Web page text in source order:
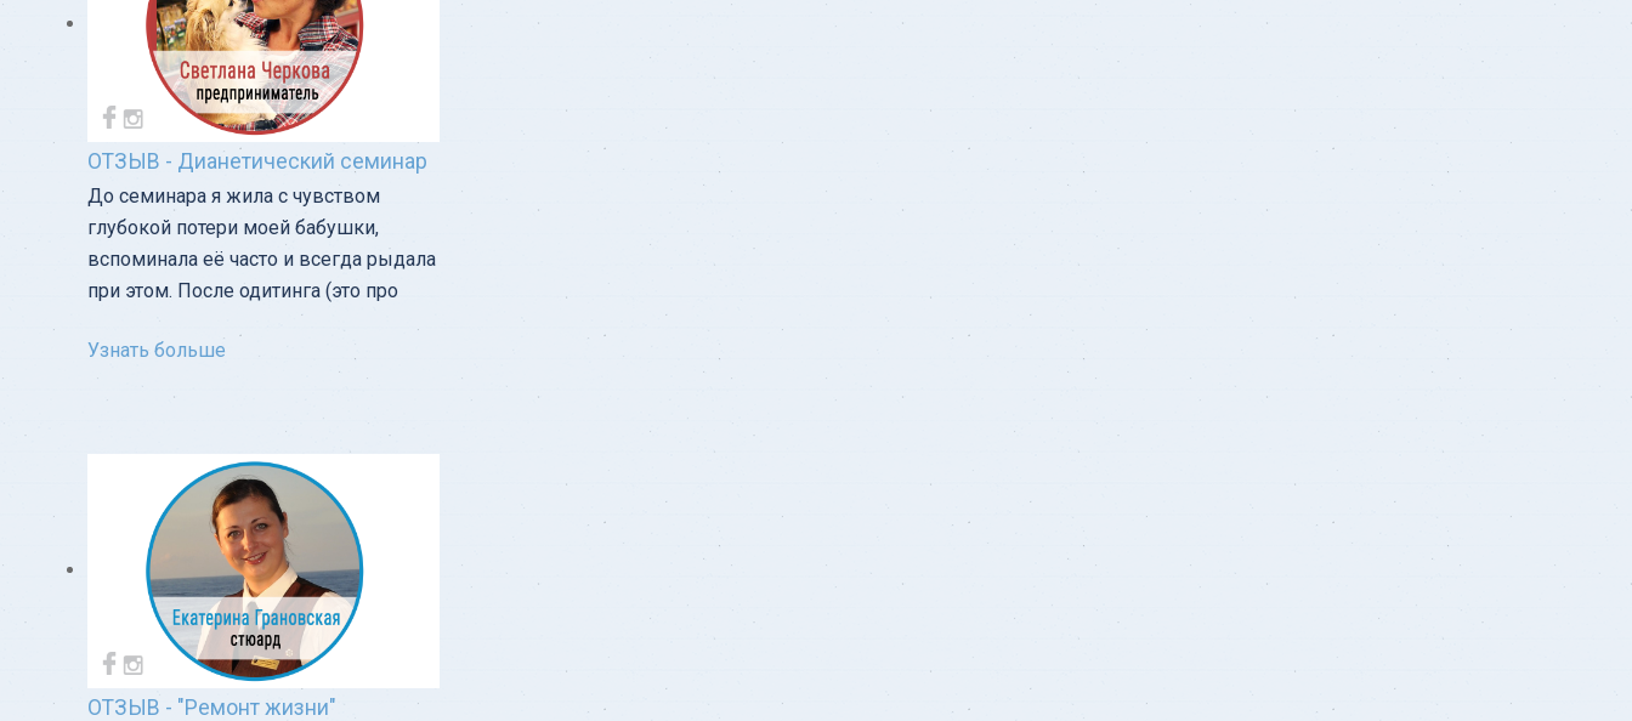
ОТЗЫВ - Дианетический семинар
До семинара я жила с чувством
глубокой потери моей бабушки,
вспоминала её часто и всегда рыдала
при этом. После одитинга (это про
Узнать больше
ОТЗЫВ - "Ремонт жизни"